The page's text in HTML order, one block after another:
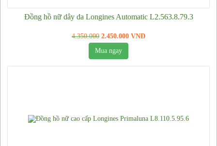
Túi xách nữ
Túi nữ Louis Vuitton
Giày da thật nam hàng hiệu
Đồng hồ nữ dây da Longines Automatic L2.563.8.79.3
4.350.000 2.450.000 VNĐ
Mua ngay